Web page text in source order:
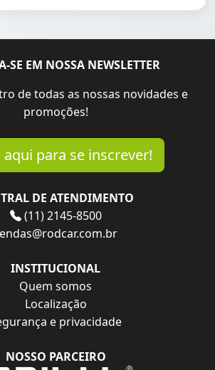
SE EM NOSSA NEWSLETTER
de todas as nossas novidades e
promoções!
aqui para se inscrever!
DE ATENDIMENTO
(11) 2145-8500
INSTITUCIONAL
Quem somos
Localização
e privacidade
NOSSO PARCEIRO